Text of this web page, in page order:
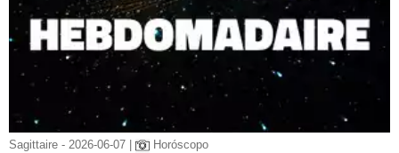
Sagittaire - 2026-06-07 | Horóscopo